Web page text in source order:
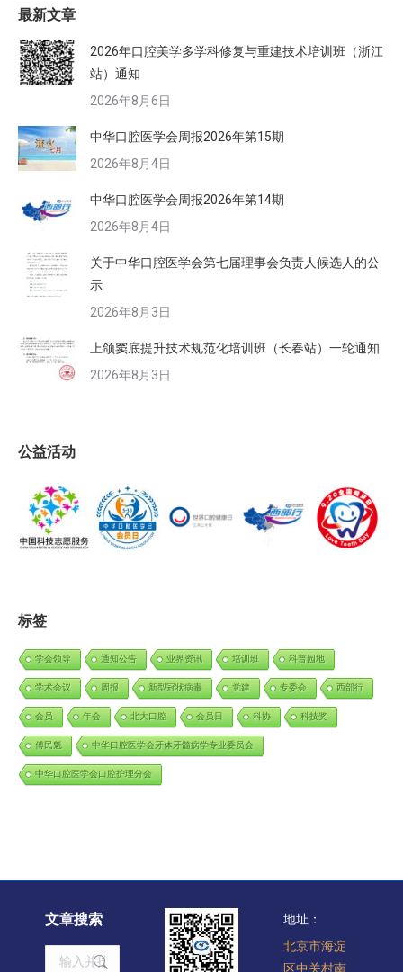
最新文章
2026年口腔美学多学科修复与重建技术培训班（浙江
站）通知
2026年8月6日
中华口腔医学会周报2026年第15期
2026年8月4日
中华口腔医学会周报2026年第14期
2026年8月4日
关于中华口腔医学会第七届理事会负责人候选人的公
示
2026年8月3日
上颌窦底提升技术规范化培训班（长春站）一轮通知
2026年8月3日
公益活动
标签
学会领导 通知公告 业界资讯 培训班 科普园地
学术会议 周报 新型冠状病毒 党建 专委会 西部行
会员 年会 北大口腔 会员日 科协 科技奖
傅民魁 中华口腔医学会牙体牙髓病学专业委员会
中华口腔医学会口腔护理分会
文章搜索
Search:
地址：
北京市海淀
区中关村南